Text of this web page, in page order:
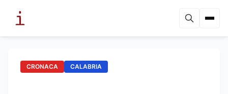
CRONACA CALABRIA